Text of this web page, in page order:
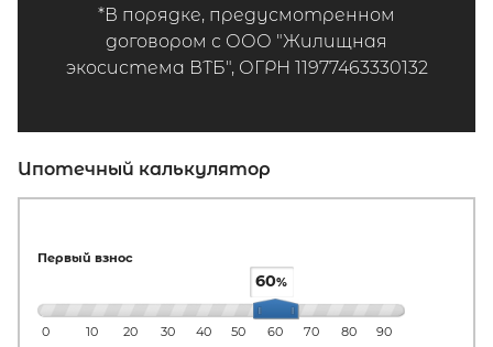
*В порядке, предусмотренном
договором с ООО "Жилищная
экосистема ВТБ", ОГРН 11977463330132
Ипотечный калькулятор